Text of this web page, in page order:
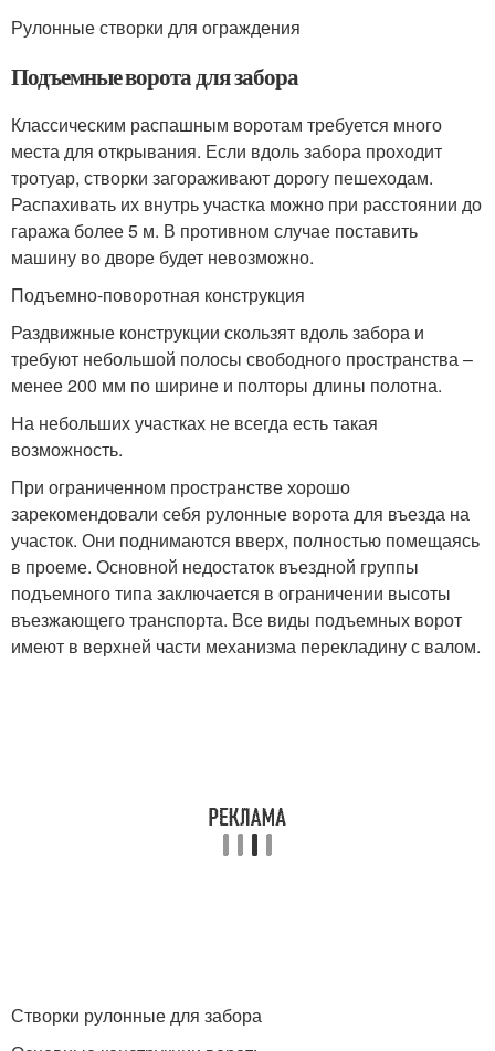
Рулонные створки для ограждения
Подъемные ворота для забора
Классическим распашным воротам требуется много
места для открывания. Если вдоль забора проходит
тротуар, створки загораживают дорогу пешеходам.
Распахивать их внутрь участка можно при расстоянии до
гаража более 5 м. В противном случае поставить
машину во дворе будет невозможно.
Подъемно-поворотная конструкция
Раздвижные конструкции скользят вдоль забора и
требуют небольшой полосы свободного пространства –
менее 200 мм по ширине и полторы длины полотна.
На небольших участках не всегда есть такая
возможность.
При ограниченном пространстве хорошо
зарекомендовали себя рулонные ворота для въезда на
участок. Они поднимаются вверх, полностью помещаясь
в проеме. Основной недостаток въездной группы
подъемного типа заключается в ограничении высоты
въезжающего транспорта. Все виды подъемных ворот
имеют в верхней части механизма перекладину с валом.
Створки рулонные для забора